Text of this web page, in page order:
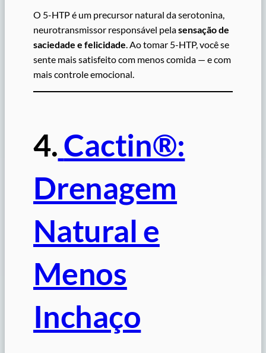
O 5-HTP é um precursor natural da serotonina,
neurotransmissor responsável pelasensação de
saciedade e felicidade. Ao tomar 5-HTP, você se
sente mais satisfeito com menos comida — e com
mais controle emocional.
4.Cactin®:
Drenagem
Natural e
Menos
Inchaço